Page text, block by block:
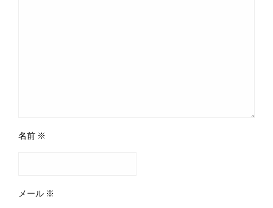
名前 ※
メール ※